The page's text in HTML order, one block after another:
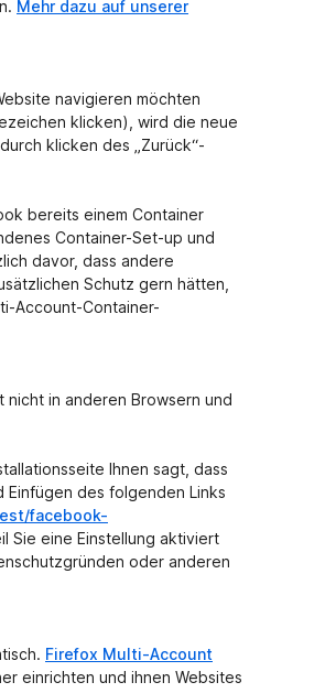
Mehr dazu auf unserer
navigieren möchten
klicken), wird die neue
klicken des „Zurück“-
bereits einem Container
Container-Set-up und
davor, dass andere
Schutz gern hätten,
Account-Container-
in anderen Browsern und
Ihnen sagt, dass
des folgenden Links
facebook-
Sie eine Einstellung aktiviert
oder anderen
Firefox Multi-Account
einrichten und ihnen Websites